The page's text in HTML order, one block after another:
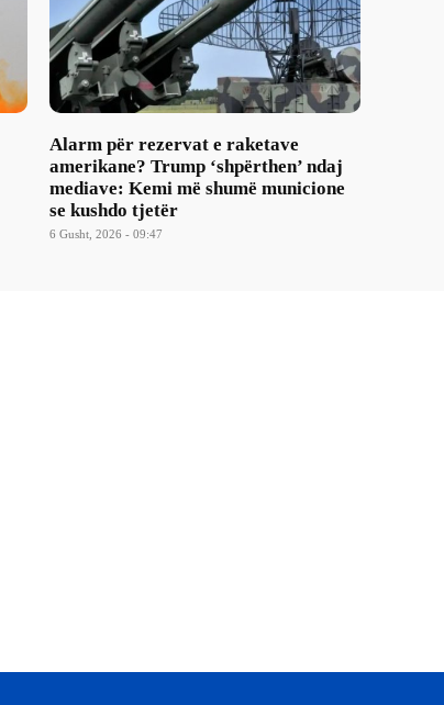
Alarm për rezervat e raketave
amerikane? Trump ‘shpërthen’ ndaj
mediave: Kemi më shumë municione
se kushdo tjetër
6 Gusht, 2026 - 09:47